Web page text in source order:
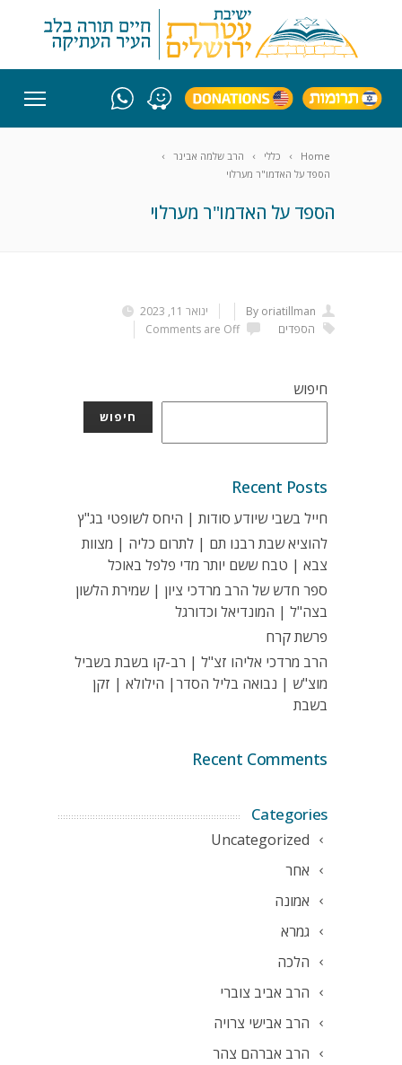
Home כללי
הרב שלמה אבינר
הספד על האדמו"ר מערלוי
הספד על האדמו"ר מערלוי
ינואר 11, 2023
By oriatillman
Comments are Off
הספדים
חיפוש
חיפוש
Recent Posts
חייל בשבי שיודע סודות | היחס לשופטי בג"ץ
להוציא שבת רבנו תם | לתרום כליה | מצוות
צבא | טבח ששם יותר מדי פלפל באוכל
ספר חדש של הרב מרדכי ציון | שמירת הלשון
בצה"ל | המונדיאל וכדורגל
פרשת קרח
הרב מרדכי אליהו זצ"ל | רב-קו בשבת בשביל
מוצ"ש | נבואה בליל הסדר| הילולא | זקן
בשבת
Recent Comments
Categories
Uncategorized
אחר
אמונה
גמרא
הלכה
הרב אביב צוברי
הרב אבישי צרויה
הרב אברהם צהר